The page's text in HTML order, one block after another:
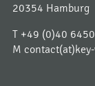
20354 Hamburg
T +49 (0)40
M